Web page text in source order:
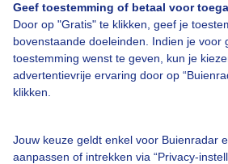
Geef toestemming of betaal voor
Door op "Gratis" te klikken, geef je
bovenstaande doeleinden. Indien je voor
toestemming wenst te geven, kun je
advertentievrije ervaring door op
klikken.
Jouw keuze geldt enkel voor Buienradar
aanpassen of intrekken via “Privacy-
Contact
Toegankelijkheid
Gebruikersvoorwaarden
Adverteren
Privacy beleid